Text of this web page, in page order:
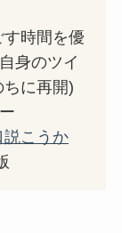
時間を優
身のツイ
ちに再開)
説こうか